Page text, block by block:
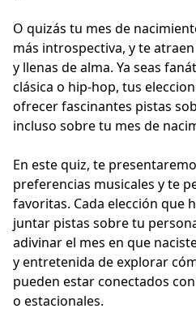
O quizás tu mes de
más introspectiva, y te
y llenas de alma. Ya seas
clásica o hip-hop, tus
ofrecer fascinantes pistas
incluso sobre tu mes de
En este quiz, te
preferencias musicales y te
favoritas. Cada elección que
juntar pistas sobre tu
adivinar el mes en que
y entretenida de explorar
pueden estar conectados
o estacionales.